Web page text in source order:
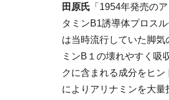
田原氏 「1954年発売の
タミンB1誘導体プロス
は当時流行していた脚
ミンB１の壊れやすく吸
クに含まれる成分をヒ
によりアリナミンを大